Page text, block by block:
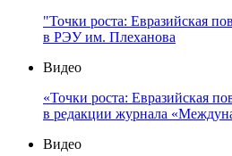
"Точки роста: Евразийская
в РЭУ им. Плеханова
Видео
«Точки роста: Евразийская
в редакции журнала
Видео